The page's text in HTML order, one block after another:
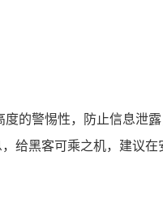
的警惕性，防止信息泄
给黑客可乘之机，建议